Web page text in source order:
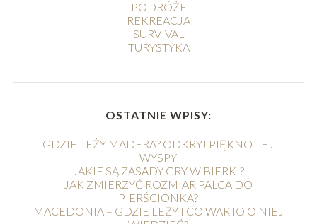
PODRÓŻE
REKREACJA
SURVIVAL
TURYSTYKA
OSTATNIE WPISY:
GDZIE LEŻY MADERA? ODKRYJ PIĘKNO TEJ
WYSPY
JAKIE SĄ ZASADY GRY W BIERKI?
JAK ZMIERZYĆ ROZMIAR PALCA DO
PIERŚCIONKA?
MACEDONIA – GDZIE LEŻY I CO WARTO O NIEJ